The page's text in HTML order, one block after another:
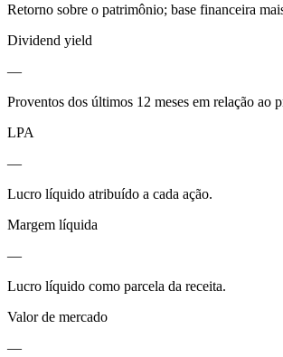
Retorno sobre o patrimônio; base financeira
Dividend yield
—
Proventos dos últimos 12 meses em relação ao
LPA
—
Lucro líquido atribuído a cada ação.
Margem líquida
—
Lucro líquido como parcela da receita.
Valor de mercado
—